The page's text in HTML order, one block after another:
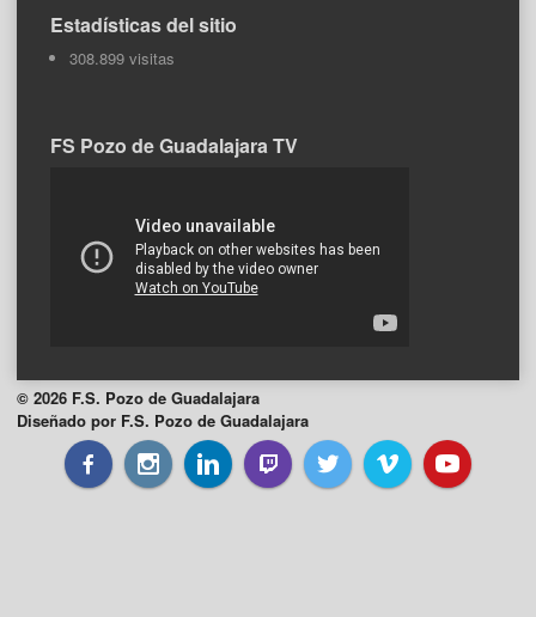
Estadísticas del sitio
308.899 visitas
FS Pozo de Guadalajara TV
© 2026 F.S. Pozo de Guadalajara
Diseñado por F.S. Pozo de Guadalajara